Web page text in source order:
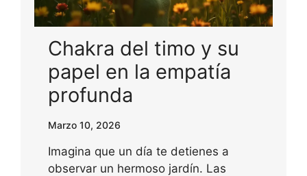
Chakra del timo y su
papel en la empatía
profunda
Marzo 10, 2026
Imagina que un día te detienes a
observar un hermoso jardín. Las